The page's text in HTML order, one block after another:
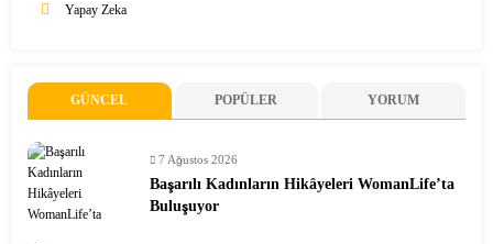
Yapay Zeka
GÜNCEL POPÜLER YORUM
7 Ağustos 2026
Başarılı Kadınların Hikâyeleri WomanLife’ta
Buluşuyor